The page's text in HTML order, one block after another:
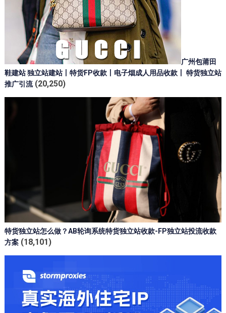
广州包莆田
鞋建站 独立站建站丨特货FP收款丨电子烟成人用品收款丨 特货独立站
推广引流 (20,250)
特货独立站怎么做？AB轮询系统特货独立站收款-FP独立站投流收款
方案 (18,101)